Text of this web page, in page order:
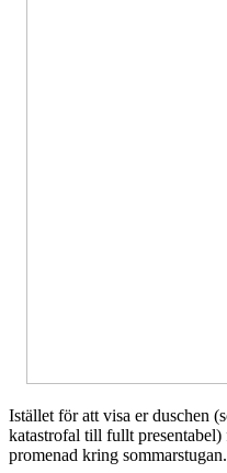
Istället för att visa er duschen
katastrofal till fullt
promenad kring sommarstugan.